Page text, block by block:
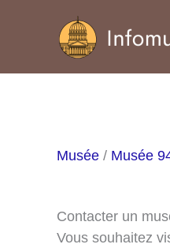
Musée / Musée
Contacter un
Vous souhaitez